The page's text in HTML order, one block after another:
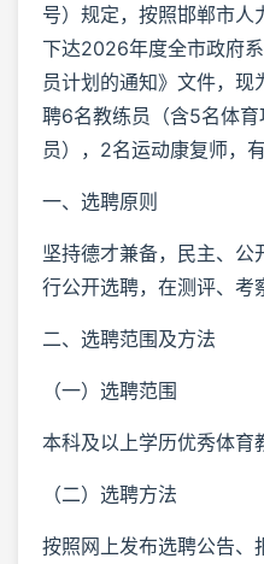
号）规定，按照邯郸市人
下达2026年度全市政府
员计划的通知》文件，
聘6名教练员（含5名体
员），2名运动康复师，
一、选聘原则
坚持德才兼备，民主、公
行公开选聘，在测评、考
二、选聘范围及方法
（一）选聘范围
本科及以上学历优秀体育
（二）选聘方法
按照网上发布选聘公告、